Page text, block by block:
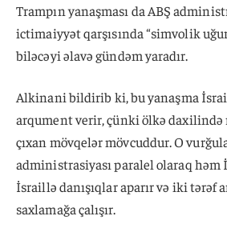
Trampın yanaşması da ABŞ
ictimaiyyət qarşısında “simvolik
biləcəyi əlavə gündəm yaradır.
Alkinani bildirib ki, bu yanaşma
arqument verir, çünki ölkə daxilində
çıxan mövqelər mövcuddur. O
administrasiyası paralel olaraq həm
İsraillə danışıqlar aparır və iki tərəf
saxlamağa çalışır.